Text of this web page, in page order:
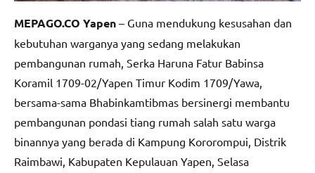
MEPAGO.CO Yapen – Guna mendukung kesusahan dan
kebutuhan warganya yang sedang melakukan
pembangunan rumah, Serka Haruna Fatur Babinsa
Koramil 1709-02/Yapen Timur Kodim 1709/Yawa,
bersama-sama Bhabinkamtibmas bersinergi membantu
pembangunan pondasi tiang rumah salah satu warga
binannya yang berada di Kampung Kororompui, Distrik
Raimbawi, Kabupaten Kepulauan Yapen, Selasa